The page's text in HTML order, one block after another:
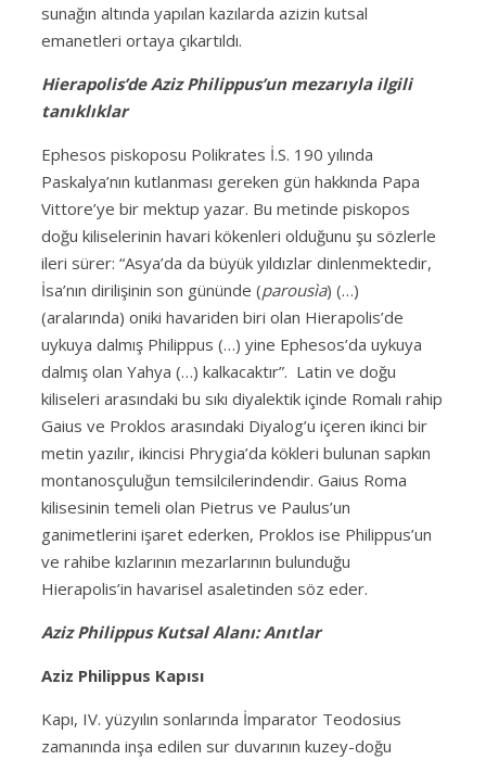
sunağın altında yapılan kazılarda azizin kutsal
emanetleri ortaya çıkartıldı.
Hierapolis’de Aziz Philippus’un mezarıyla ilgili
tanıklıklar
Ephesos piskoposu Polikrates İ.S. 190 yılında
Paskalya’nın kutlanması gereken gün hakkında Papa
Vittore’ye bir mektup yazar. Bu metinde piskopos
doğu kiliselerinin havari kökenleri olduğunu şu sözlerle
ileri sürer: “Asya’da da büyük yıldızlar dinlenmektedir,
İsa’nın dirilişinin son gününde (parousìa) (…)
(aralarında) oniki havariden biri olan Hierapolis’de
uykuya dalmış Philippus (…) yine Ephesos’da uykuya
dalmış olan Yahya (…) kalkacaktır”. Latin ve doğu
kiliseleri arasındaki bu sıkı diyalektik içinde Romalı rahip
Gaius ve Proklos arasındaki Diyalog’u içeren ikinci bir
metin yazılır, ikincisi Phrygia’da kökleri bulunan sapkın
montanosçuluğun temsilcilerindendir. Gaius Roma
kilisesinin temeli olan Pietrus ve Paulus’un
ganimetlerini işaret ederken, Proklos ise Philippus’un
ve rahibe kızlarının mezarlarının bulunduğu
Hierapolis’in havarisel asaletinden söz eder.
Aziz Philippus Kutsal Alanı: Anıtlar
Aziz Philippus Kapısı
Kapı, IV. yüzyılın sonlarında İmparator Teodosius
zamanında inşa edilen sur duvarının kuzey-doğu